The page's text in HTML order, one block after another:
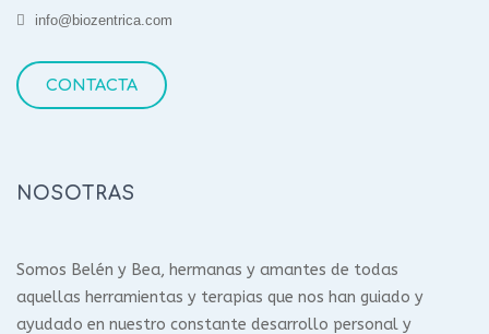
info@biozentrica.com
CONTACTA
NOSOTRAS
Somos Belén y Bea, hermanas y amantes de todas
aquellas herramientas y terapias que nos han guiado y
ayudado en nuestro constante desarrollo personal y